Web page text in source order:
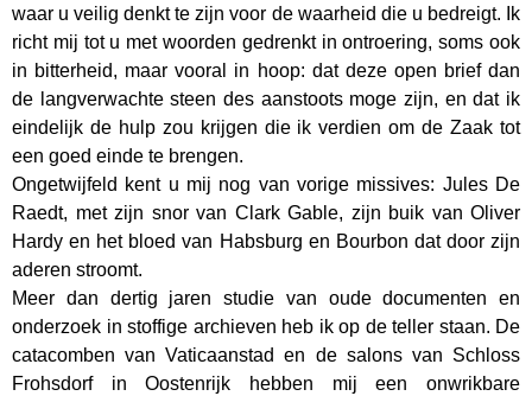
waar u veilig denkt te zijn voor de waarheid die u bedreigt. Ik
richt mij tot u met woorden gedrenkt in ontroering, soms ook
in bitterheid, maar vooral in hoop: dat deze open brief dan
de langverwachte steen des aanstoots moge zijn, en dat ik
eindelijk de hulp zou krijgen die ik verdien om de Zaak tot
een goed einde te brengen.
Ongetwijfeld kent u mij nog van vorige missives: Jules De
Raedt, met zijn snor van Clark Gable, zijn buik van Oliver
Hardy en het bloed van Habsburg en Bourbon dat door zijn
aderen stroomt.
Meer dan dertig jaren studie van oude documenten en
onderzoek in stoffige archieven heb ik op de teller staan. De
catacomben van Vaticaanstad en de salons van Schloss
Frohsdorf in Oostenrijk hebben mij een onwrikbare